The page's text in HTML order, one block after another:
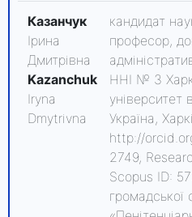
Казанчук
Ірина
Дмитрівна
Kazanchuk
Iryna
Dmytrivna
кандидат
професор,
ННІ № 3
університет
Україна,
http://
2749,
Scopus ID:
громадської